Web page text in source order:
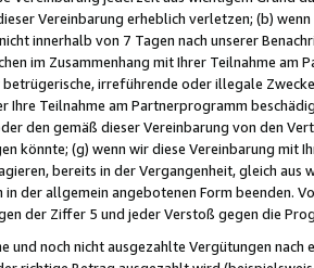
Vereinbarung erheblich verletzen; (b)
innerhalb von 7 Tagen nach unserer
im Zusammenhang mit Ihrer Teilnahme am
irreführende oder illegale
Ihre Teilnahme am Partnerprogramm
den gemäß dieser Vereinbarung von den
könnte; (g) wenn wir diese Vereinbarung mit
bereits in der Vergangenheit, gleich
der allgemein angebotenen Form beenden.
der Ziffer 5 und jeder Verstoß gegen die
und noch nicht ausgezahlte Vergütungen